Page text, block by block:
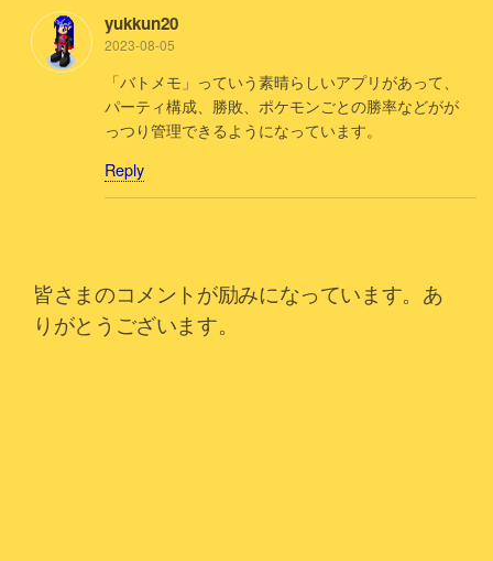
yukkun20
2023-08-05
「バトメモ」っていう素晴らしいアプリがあって、
パーティ構成、勝敗、ポケモンごとの勝率などがが
っつり管理できるようになっています。
Reply
皆さまのコメントが励みになっています。あ
りがとうございます。